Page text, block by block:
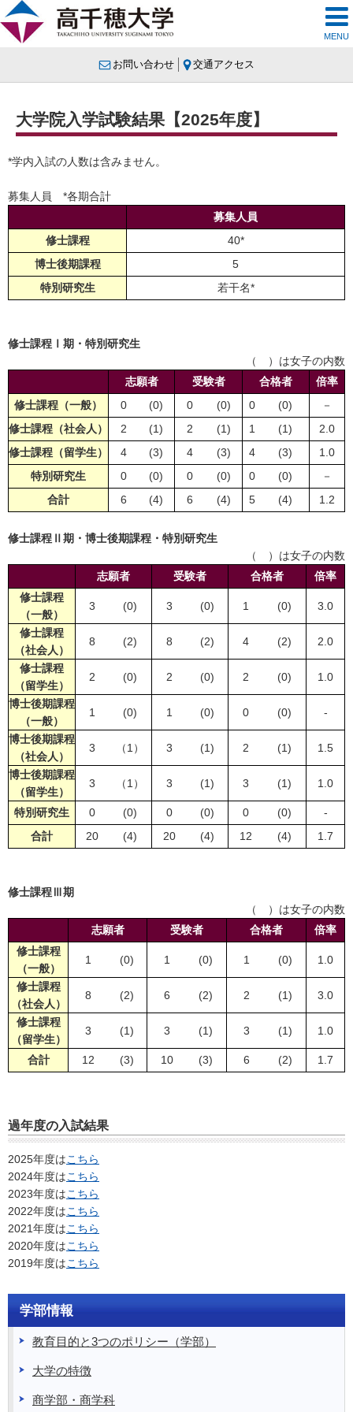
MENU
お問い合わせ 交通アクセス
学部情報
教育目的と3つのポリシー（学部）
大学の特徴
商学部・商学科
大学院入学試験結果【2025年度】
*学内入試の人数は含みません。
募集人員 *各期合計
募集人員
修士課程
40*
博士後期課程
5
特別研究生
若干名*
修士課程Ⅰ期・特別研究生
（ ）は女子の内数
志願者
受験者 合格者
倍率
修士課程（一般）
0 (0) 0 (0) 0 (0)
－
修士課程（社会人）
2 (1) 2 (1) 1 (1)
2.0
修士課程（留学生）
4 (3) 4 (3) 4 (3)
1.0
特別研究生
0 (0) 0 (0) 0 (0)
－
合計
6 (4) 6 (4) 5 (4) 1.2
修士課程Ⅱ期・博士後期課程・特別研究生
（ ）は女子の内数
志願者
受験者 合格者
倍率
修士課程
（一般）
3 (0) 3 (0) 1 (0) 3.0
修士課程
（社会人）
8 (2) 8 (2) 4 (2) 2.0
修士課程
（留学生）
2 (0) 2 (0) 2 (0) 1.0
博士後期課程
（一般）
1 (0) 1 (0) 0 (0) -
博士後期課程
（社会人）
3 （1） 3 (1) 2 (1) 1.5
博士後期課程
（留学生）
3 （1） 3 (1) 3 (1) 1.0
特別研究生 0 (0) 0 (0) 0 (0)
-
合計
20 (4) 20 (4) 12 (4) 1.7
修士課程Ⅲ期
（ ）は女子の内数
志願者
受験者 合格者
倍率
修士課程
（一般）
1 (0) 1 (0) 1 (0) 1.0
修士課程
（社会人）
8 (2) 6 (2) 2 (1) 3.0
修士課程
（留学生）
3 (1) 3 (1) 3 (1) 1.0
合計 12 (3) 10 (3) 6 (2) 1.7
過年度の入試結果
2025年度はこちら
2024年度はこちら
2023年度はこちら
2022年度はこちら
2021年度はこちら
2020年度はこちら
2019年度はこちら